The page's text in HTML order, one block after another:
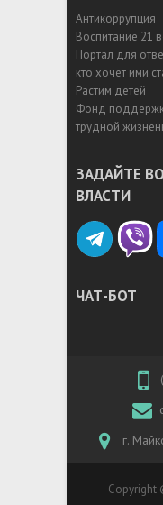
Антикоррупция
Воспитание 21
Портал для
кто хочет ими
Растим детей
Фонд
трудной
ЗАДАЙТЕ
ВЛАСТИ
ЧАТ-БОТ
г.
Copyright